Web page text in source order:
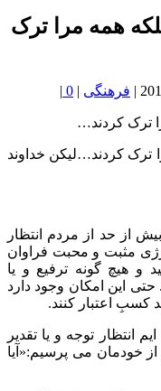
همه مرا ترک
| فرهنگی |
0
|
کردند…لیکن خداوند
از حد از مردم انتظار
مثبت و محبت فراوان
و هیچ گونه ترفیع و یا
این امکان وجود دارد
کسبِ اعتبار کنند.
انتظار توجه و یا تقدیر
خودمان می پرسیم:«آیا